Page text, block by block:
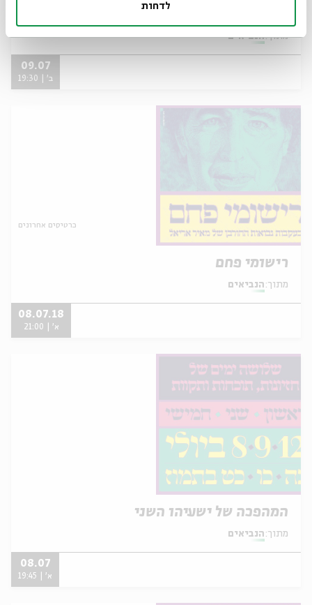
לדחות
מתוך:הנביאים
09.07
ב' | 19:30
כרטיסים אחרונים
רישומי פחם
מתוך: הנביאים
08.07.18
א' | 21:00
המהפכה של ישעיהו השני
מתוך: הנביאים
08.07
א' | 19:45